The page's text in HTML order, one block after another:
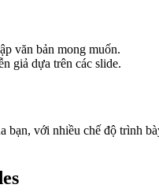
văn bản mong muốn.
giả dựa trên các slide.
bạn, với nhiều chế độ trình